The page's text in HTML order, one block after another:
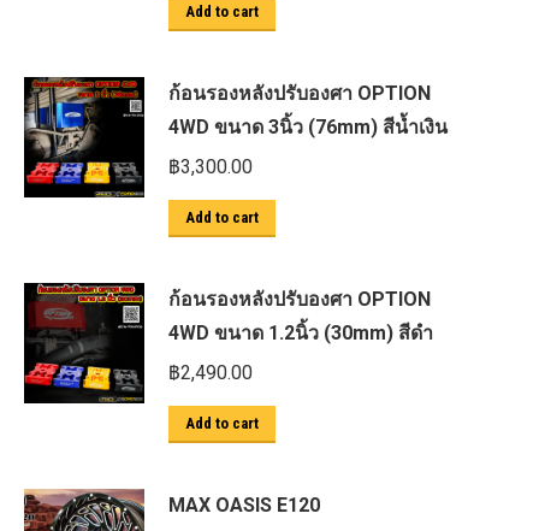
Add to cart
ก้อนรองหลังปรับองศา OPTION
4WD ขนาด 3นิ้ว (76mm) สีน้ำเงิน
฿3,300.00
Add to cart
ก้อนรองหลังปรับองศา OPTION
4WD ขนาด 1.2นิ้ว (30mm) สีดำ
฿2,490.00
Add to cart
MAX OASIS E120